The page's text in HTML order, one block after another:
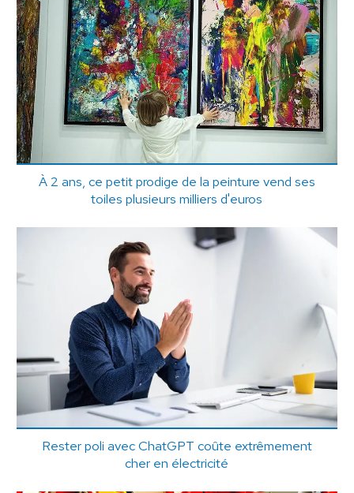
À 2 ans, ce petit prodige de la peinture vend ses
toiles plusieurs milliers d'euros
Rester poli avec ChatGPT coûte extrêmement
cher en électricité